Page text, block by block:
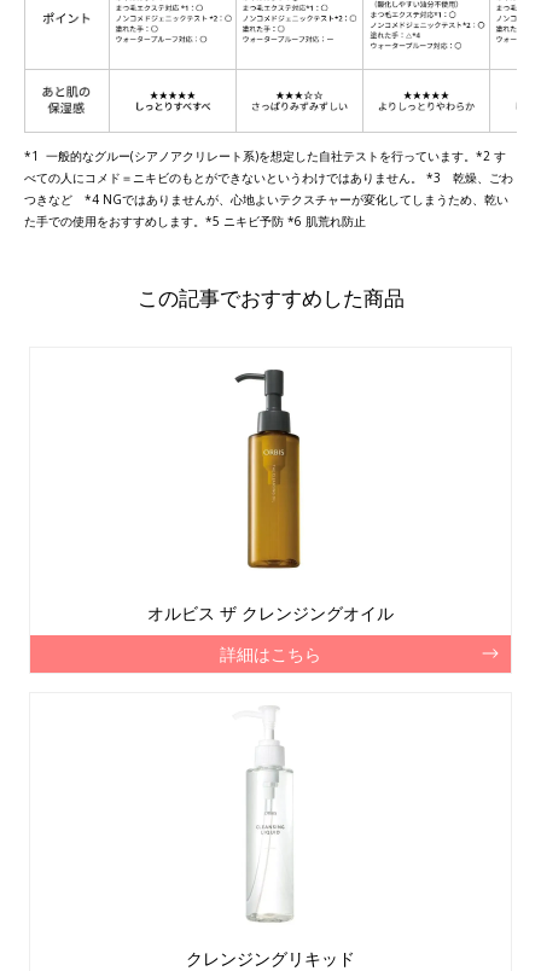
*1 一般的なグルー(シアノアクリレート系)を想定した自社テストを行っています。*2 す
べての人にコメド＝ニキビのもとができないというわけではありません。 *3 乾燥、ごわ
つきなど *4 NGではありませんが、心地よいテクスチャーが変化してしまうため、乾い
た手での使用をおすすめします。*5 ニキビ予防 *6 肌荒れ防止
この記事でおすすめした商品
オルビス ザ クレンジングオイル
詳細はこちら
クレンジングリキッド